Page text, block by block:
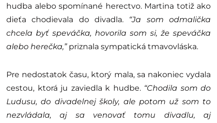
hudba alebo spomínané herectvo. Martina totiž ako
dieťa chodievala do divadla. “Ja som odmalička
chcela byť speváčka, hovorila som si, že speváčka
alebo herečka,”priznala sympatická tmavovláska.
Pre nedostatok času, ktorý mala, sa nakoniec vydala
cestou, ktorá ju zaviedla k hudbe. “Chodila som do
Ludusu, do divadelnej školy, ale potom už som to
nezvládala, aj sa venovať tomu divadlu, aj